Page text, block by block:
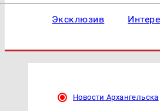
Эксклюзив
Новости Архангельска